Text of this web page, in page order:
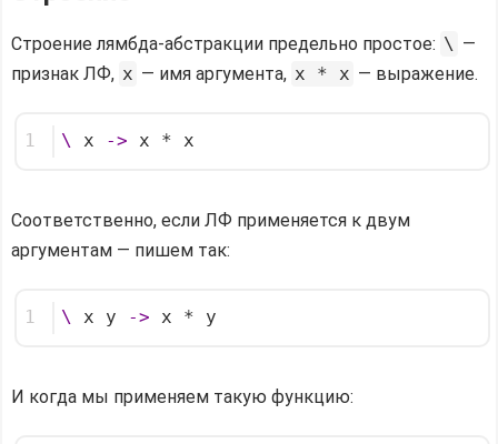
Строение лямбда-абстракции предельно простое: \ —
признак ЛФ, x — имя аргумента, x * x — выражение.
1 \ x -> x * x
Соответственно, если ЛФ применяется к двум
аргументам — пишем так:
1 \ x y -> x * y
И когда мы применяем такую функцию: